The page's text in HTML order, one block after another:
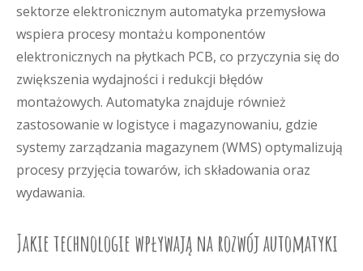
sektorze elektronicznym automatyka przemysłowa
wspiera procesy montażu komponentów
elektronicznych na płytkach PCB, co przyczynia się do
zwiększenia wydajności i redukcji błędów
montażowych. Automatyka znajduje również
zastosowanie w logistyce i magazynowaniu, gdzie
systemy zarządzania magazynem (WMS) optymalizują
procesy przyjęcia towarów, ich składowania oraz
wydawania.
Jakie technologie wpływają na rozwój automatyki